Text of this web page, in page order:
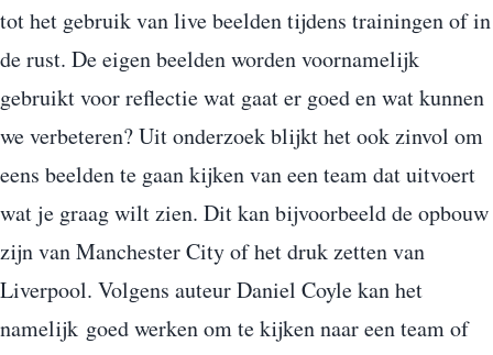
tot het gebruik van live beelden tijdens trainingen of in
de rust. De eigen beelden worden voornamelijk
gebruikt voor reflectie wat gaat er goed en wat kunnen
we verbeteren? Uit onderzoek blijkt het ook zinvol om
eens beelden te gaan kijken van een team dat uitvoert
wat je graag wilt zien. Dit kan bijvoorbeeld de opbouw
zijn van Manchester City of het druk zetten van
Liverpool. Volgens auteur Daniel Coyle kan het
namelijk goed werken om te kijken naar een team of